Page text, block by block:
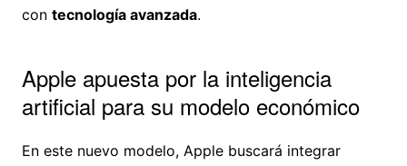
con tecnología avanzada.
Apple apuesta por la inteligencia
artificial para su modelo económico
En este nuevo modelo, Apple buscará integrar